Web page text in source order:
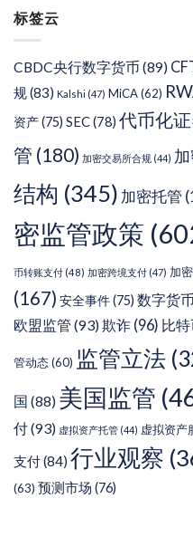
类
标签云
CBDC央行数字货币 (89)
规(83) Kalshi (47) MiCA(62)
资产(75) SEC(78) 代币化
管 (180) 加密交易所合规 (44)
结构 (345) 加密托管
密监管政策
币转账支付 (48) 加密跨境支付 (47) 加
(167) 安全事件(75) 数字货
欧盟监管 (93)欺诈 (96) 比
管动态(60) 监管立法
国 (88) 美国监管
付(93) 虚拟资产托管 (44) 虚拟资产
支付(84) 行业观察
(63) 预测市场 (76)